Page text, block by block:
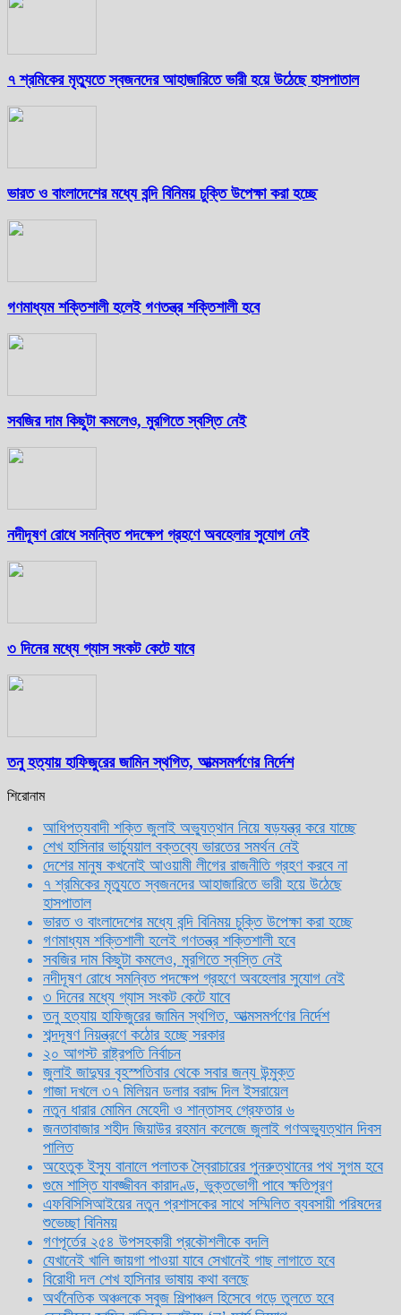
৭ শ্রমিকের মৃত্যুতে স্বজনদের আহাজারিতে ভারী হয়ে উঠেছে হাসপাতাল
ভারত ও বাংলাদেশের মধ্যে বন্দি বিনিময় চুক্তি উপেক্ষা করা হচ্ছে
গণমাধ্যম শক্তিশালী হলেই গণতন্ত্র শক্তিশালী হবে
সবজির দাম কিছুটা কমলেও, মুরগিতে স্বস্তি নেই
নদীদূষণ রোধে সমন্বিত পদক্ষেপ গ্রহণে অবহেলার সুযোগ নেই
৩ দিনের মধ্যে গ্যাস সংকট কেটে যাবে
তনু হত্যায় হাফিজুরের জামিন স্থগিত, আত্মসমর্পণের নির্দেশ
শিরোনাম
আধিপত্যবাদী শক্তি জুলাই অভ্যুত্থান নিয়ে ষড়যন্ত্র করে যাচ্ছে
শেখ হাসিনার ভার্চ্যুয়াল বক্তব্যে ভারতের সমর্থন নেই
দেশের মানুষ কখনোই আওয়ামী লীগের রাজনীতি গ্রহণ করবে না
৭ শ্রমিকের মৃত্যুতে স্বজনদের আহাজারিতে ভারী হয়ে উঠেছে
হাসপাতাল
ভারত ও বাংলাদেশের মধ্যে বন্দি বিনিময় চুক্তি উপেক্ষা করা হচ্ছে
গণমাধ্যম শক্তিশালী হলেই গণতন্ত্র শক্তিশালী হবে
সবজির দাম কিছুটা কমলেও, মুরগিতে স্বস্তি নেই
নদীদূষণ রোধে সমন্বিত পদক্ষেপ গ্রহণে অবহেলার সুযোগ নেই
৩ দিনের মধ্যে গ্যাস সংকট কেটে যাবে
তনু হত্যায় হাফিজুরের জামিন স্থগিত, আত্মসমর্পণের নির্দেশ
শব্দদূষণ নিয়ন্ত্রণে কঠোর হচ্ছে সরকার
২০ আগস্ট রাষ্ট্রপতি নির্বাচন
জুলাই জাদুঘর বৃহস্পতিবার থেকে সবার জন্য উন্মুক্ত
গাজা দখলে ৩৭ মিলিয়ন ডলার বরাদ্দ দিল ইসরায়েল
নতুন ধারার মোমিন মেহেদী ও শান্তাসহ গ্রেফতার ৬
জনতাবাজার শহীদ জিয়াউর রহমান কলেজে জুলাই গণঅভ্যুত্থান দিবস
পালিত
অহেতুক ইস্যু বানালে পলাতক স্বৈরাচারের পুনরুত্থানের পথ সুগম হবে
গুমে শাস্তি যাবজ্জীবন কারাদণ্ড, ভুক্তভোগী পাবে ক্ষতিপূরণ
এফবিসিসিআইয়ের নতুন প্রশাসকের সাথে সম্মিলিত ব্যবসায়ী পরিষদের
শুভেচ্ছা বিনিময়
গণপূর্তের ২৫৪ উপসহকারী প্রকৌশলীকে বদলি
যেখানেই খালি জায়গা পাওয়া যাবে সেখানেই গাছ লাগাতে হবে
বিরোধী দল শেখ হাসিনার ভাষায় কথা বলছে
অর্থনৈতিক অঞ্চলকে সবুজ শিল্পাঞ্চল হিসেবে গড়ে তুলতে হবে